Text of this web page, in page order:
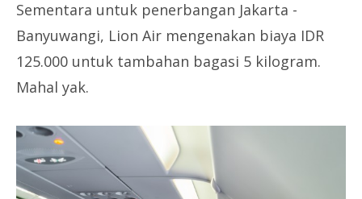
Sementara untuk penerbangan Jakarta -
Banyuwangi, Lion Air mengenakan biaya IDR
125.000 untuk tambahan bagasi 5 kilogram.
Mahal yak.